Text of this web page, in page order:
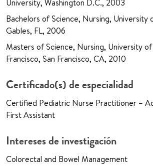
University, Washington D.C., 2003
Bachelors of Science, Nursing, University
Gables, FL, 2006
Masters of Science, Nursing, University of
Francisco, San Francisco, CA, 2010
Certificado(s) de especialidad
Certified Pediatric Nurse Practitioner –
First Assistant
Intereses de investigación
Colorectal and Bowel Management